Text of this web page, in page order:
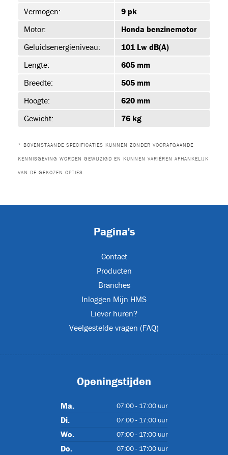
Vermogen:
9 pk
Motor:
Honda benzinemotor
Geluidsenergieniveau:
101 Lw dB(A)
Lengte:
605 mm
Breedte:
505 mm
Hoogte:
620 mm
Gewicht:
76 kg
* BOVENSTAANDE SPECIFICATIES KUNNEN ZONDER VOORAFGAANDE
KENNISGEVING WORDEN GEWIJZIGD EN KUNNEN VARIËREN AFHANKELIJK
VAN DE GEKOZEN OPTIES.
Pagina's
Contact
Producten
Branches
Inloggen Mijn HMS
Liever huren?
Veelgestelde vragen (FAQ)
Openingstijden
Ma. 07:00 - 17:00 uur
Di. 07:00 - 17:00 uur
Wo. 07:00 - 17:00 uur
Do. 07:00 - 17:00 uur